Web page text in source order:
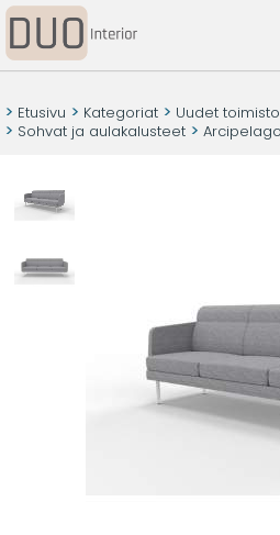
Etusivu Kategoriat
Uudet
Sohvat ja aulakalusteet